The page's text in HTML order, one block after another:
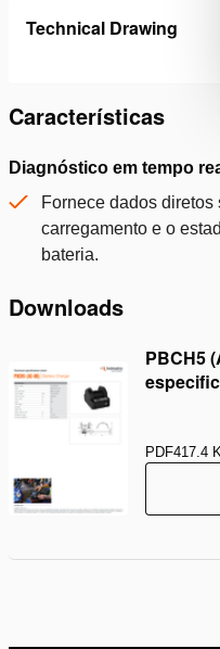
Technical Drawing
Características
Diagnóstico em tempo
Fornece dados diretos
carregamento e o
bateria.
Downloads
PBCH5
PDF417.4